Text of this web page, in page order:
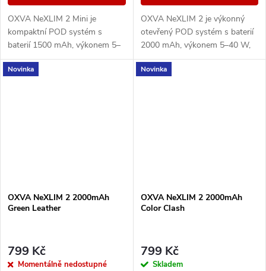
OXVA NeXLIM 2 Mini je
kompaktní POD systém s
baterií 1500 mAh, výkonem 5–
30 W, rychlým nabíjením USB-
C 5V/2A a cartridgí UNITECH
OXVA NeXLIM 2 je výkonný
otevřený POD systém s baterií
2000 mAh, výkonem 5–40 W,
rychlým nabíjením 5V/3A a
cartridgemi UNITECH 3.0 s
Novinka
OXVA NeXLIM 2 2000mAh
Green Leather
799 Kč
Momentálně nedostupné
Novinka
OXVA NeXLIM 2 2000mAh
Color Clash
799 Kč
Skladem